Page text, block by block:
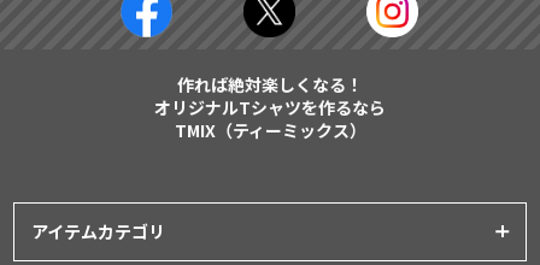
作れば絶対楽しくなる！
オリジナルTシャツを作るなら
TMIX（ティーミックス）
アイテムカテゴリ